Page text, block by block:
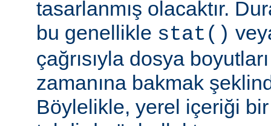
tasarlanmış olacaktır.
bu genellikle stat()
çağrısıyla dosya
zamanına bakmak
Böylelikle, yerel içeriği bir